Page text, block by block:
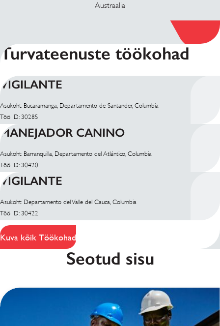
Austraalia
Turvateenuste töökohad
VIGILANTE
Asukoht: Bucaramanga, Departamento de Santander, Columbia
Töö ID: 30285
MANEJADOR CANINO
Asukoht: Barranquilla, Departamento del Atlántico, Columbia
Töö ID: 30420
VIGILANTE
Asukoht: Departamento del Valle del Cauca, Columbia
Töö ID: 30422
Kuva kõik Töökohad
Seotud sisu